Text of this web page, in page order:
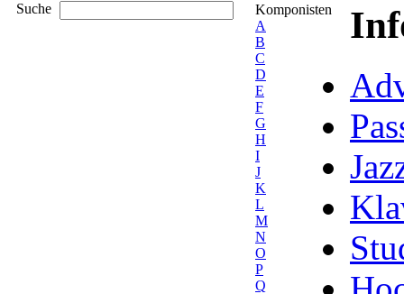
Suche
Komponisten
A
B
C
D
E
F
G
H
I
J
K
L
M
N
O
P
Q